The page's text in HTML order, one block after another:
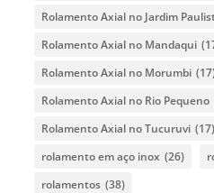
Rolamento Axial no Jardim
Rolamento Axial no Mandaqui
Rolamento Axial no Morumbi
Rolamento Axial no Rio Pequeno
Rolamento Axial no Tucuruvi (17)
rolamento em aço inox (26)
rolamentos (38)